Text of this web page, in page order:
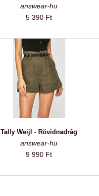
answear-hu
5 390 Ft
Tally Weijl - Rövidnadrág
answear-hu
9 990 Ft